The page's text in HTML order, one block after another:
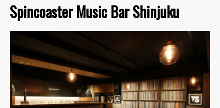
Spincoaster Music Bar Shinjuku